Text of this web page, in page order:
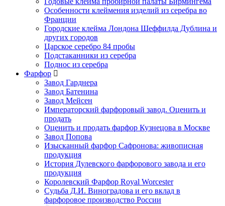
Особенности клеймения изделий из серебра во
Франции
Городские клейма Лондона Шеффилда Дублина и
других городов
Царское серебро 84 пробы
Подстаканники из серебра
Поднос из серебра
Фарфор
Завод Гарднера
Завод Батенина
Завод Мейсен
Императорский фарфоровый завод. Оценить и
продать
Оценить и продать фарфор Кузнецова в Москве
Завод Попова
Изысканный фарфор Сафронова: живописная
продукция
История Дулевского фарфорового завода и его
продукция
Королевский Фарфор Royal Worcester
Судьба Д.И. Виноградова и его вклад в
фарфоровое производство России